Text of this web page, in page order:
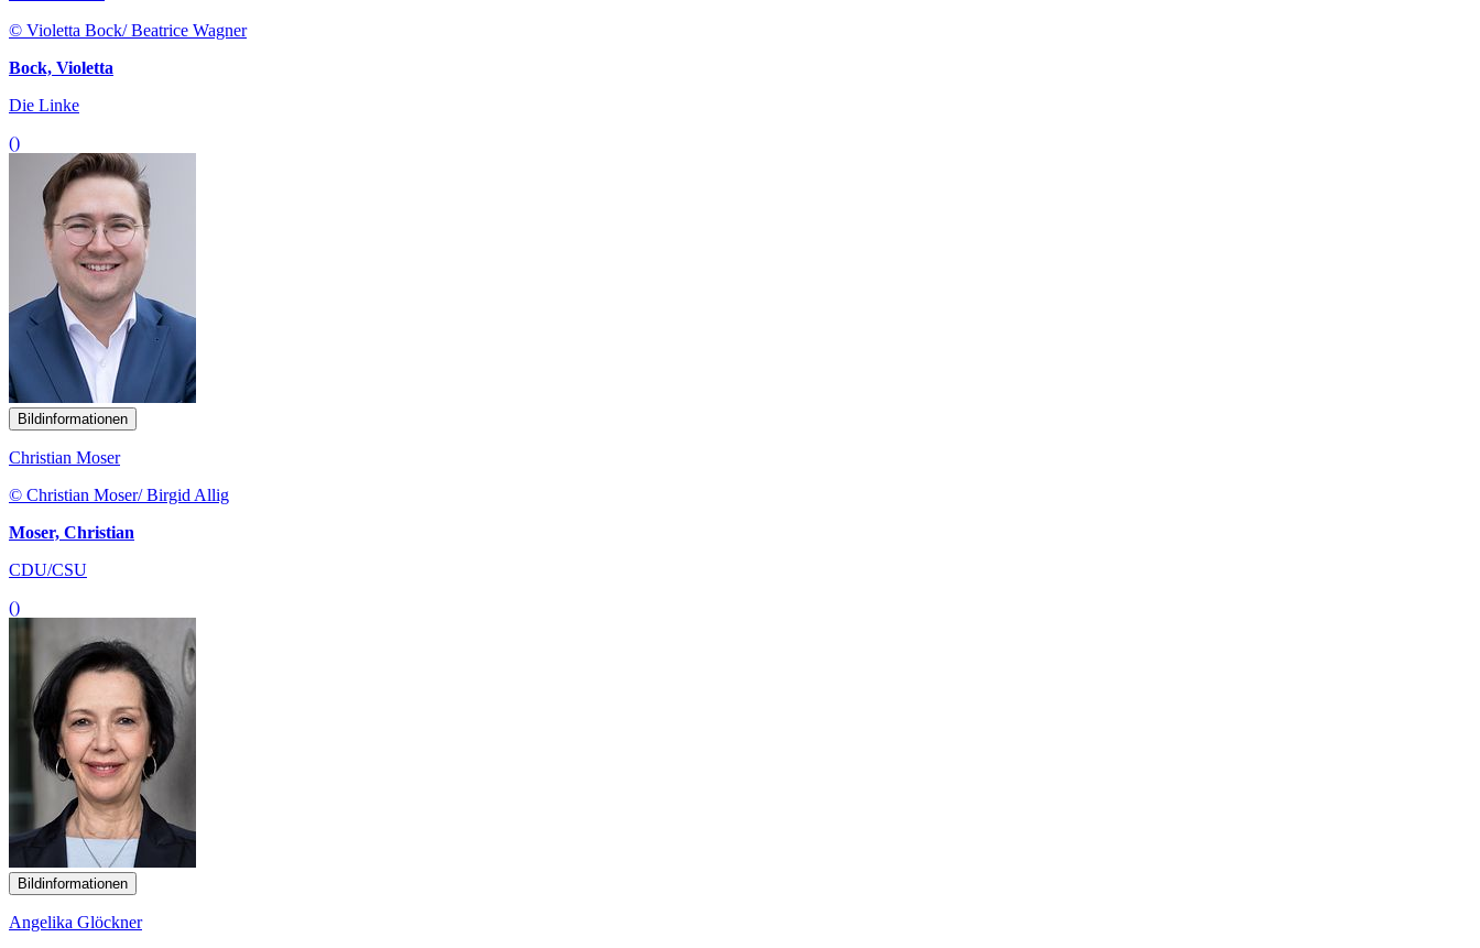
© Violetta Bock/ Beatrice Wagner
Bock, Violetta
Die Linke
()
Bildinformationen
Christian Moser
© Christian Moser/ Birgid Allig
Moser, Christian
CDU/CSU
()
Bildinformationen
Angelika Glöckner